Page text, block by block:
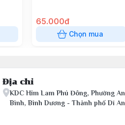
65.000đ
Chọn mua
Địa chỉ
KDC Him Lam Phú Đông, Phường An
Bình, Bình Dương - Thành phố Dĩ An